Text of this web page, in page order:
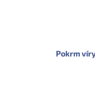
Pokrm